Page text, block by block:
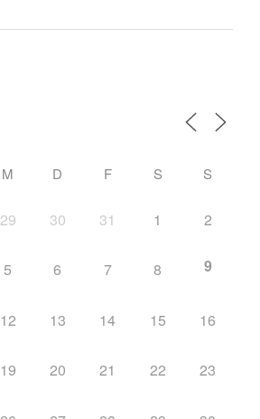
M D F S S
29 30 31 1 2
5 6 7 8 9
12 13 14 15 16
19 20 21 22 23